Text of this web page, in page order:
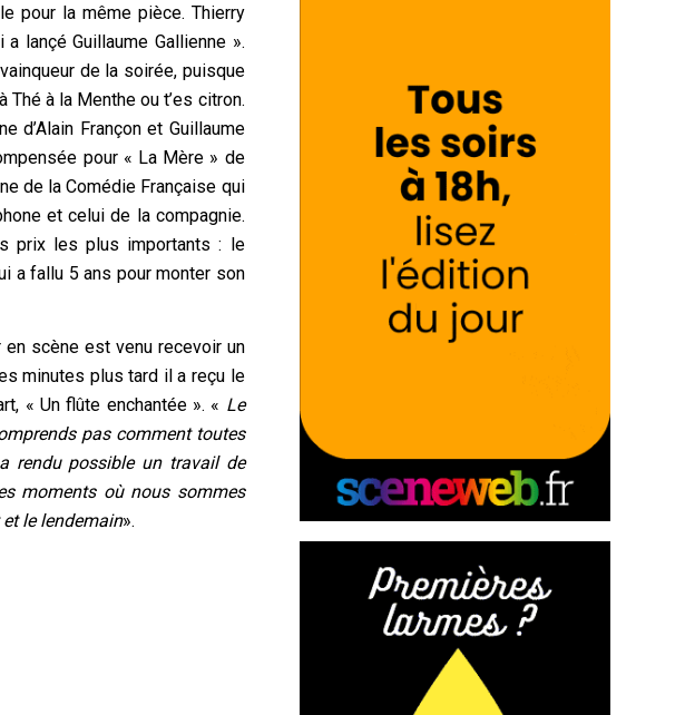
pour la même pièce. Thierry
lançé Guillaume Gallienne ».
de la soirée, puisque
à la Menthe ou t’es citron.
Françon et Guillaume
pour « La Mère » de
de la Comédie Française qui
et celui de la compagnie.
prix les plus importants : le
a fallu 5 ans pour monter son
en scène est venu recevoir un
minutes plus tard il a reçu le
« Un flûte enchantée ». « Le
pas comment toutes
rendu possible un travail de
moments où nous sommes
le lendemain».